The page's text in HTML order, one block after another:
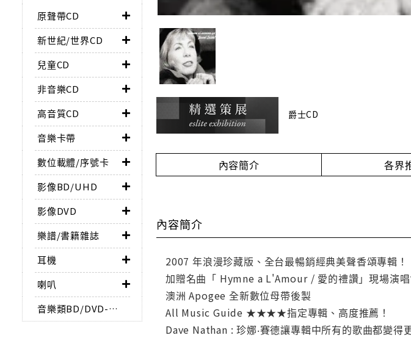
原聲帶CD
新世紀/世界CD
兒童CD
非音樂CD
高音質CD
音樂卡帶
數位載體/序號卡
影像BD/UHD
影像DVD
樂譜/書籍雜誌
耳機
喇叭
音樂類BD/DVD-AUDIO
爵士CD
內容簡介 各界
內容簡介
2007 年浪漫珍藏版、全台最暢銷經典美聲香頌專輯！
加贈名曲「 Hymne a L'Amour / 愛的禮讚」現場演唱
澳洲 Apogee 全新數位母帶後製
All Music Guide ★★★★指定專輯、高度推薦！
Dave Nathan : 珍娜‧賽德讓專輯中所有的歌曲都變得